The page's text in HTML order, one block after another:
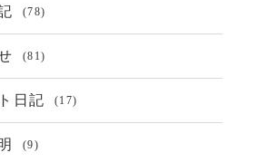
(78)
(81)
日記 (17)
(9)